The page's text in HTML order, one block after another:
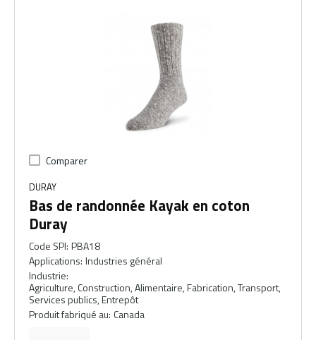
Comparer
DURAY
Bas de randonnée Kayak en coton
Duray
Code SPI: PBA18
Applications: Industries général
Industrie:
Agriculture, Construction, Alimentaire, Fabrication, Transport,
Services publics, Entrepôt
Produit fabriqué au: Canada